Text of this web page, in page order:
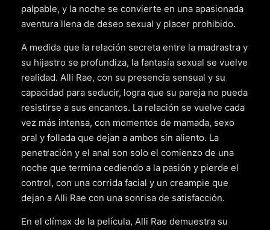
palpable, y la noche se convierte en una apasionada
aventura llena de deseo sexual y placer prohibido.
A medida que la relación secreta entre la madrastra y
su hijastro se profundiza, la fantasía sexual se vuelve
realidad. Alli Rae, con su presencia sensual y su
capacidad para seducir, logra que su pareja no pueda
resistirse a sus encantos. La relación se vuelve cada
vez más intensa, con momentos de mamada, sexo
oral y follada que dejan a ambos sin aliento. La
penetración y el anal son solo el comienzo de una
noche que termina cediendo a la pasión y pierde el
control, con una corrida facial y un creampie que
dejan a Alli Rae con una sonrisa de satisfacción.
En el clímax de la película, Alli Rae demuestra su